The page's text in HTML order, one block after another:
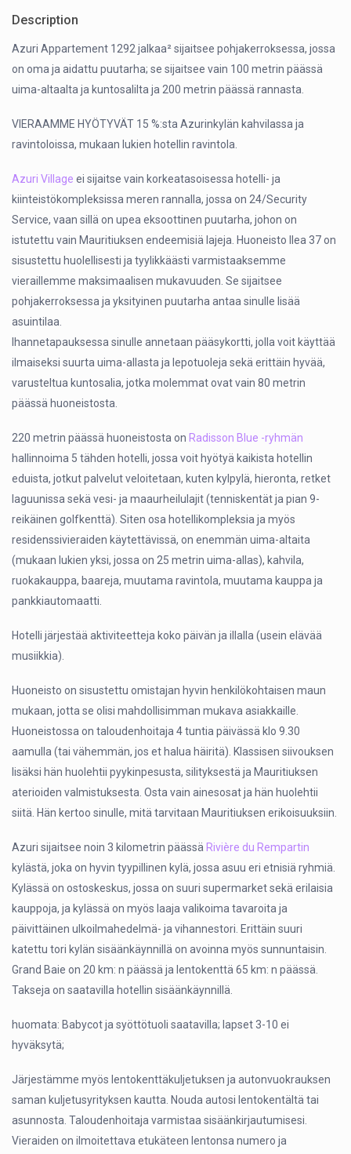
Description
Azuri Appartement 1292 jalkaa² sijaitsee pohjakerroksessa, jossa
on oma ja aidattu puutarha; se sijaitsee vain 100 metrin päässä
uima-altaalta ja kuntosalilta ja 200 metrin päässä rannasta.
VIERAAMME HYÖTYVÄT 15 %:sta Azurinkylän kahvilassa ja
ravintoloissa, mukaan lukien hotellin ravintola.
Azuri Village ei sijaitse vain korkeatasoisessa hotelli- ja
kiinteistökompleksissa meren rannalla, jossa on 24/Security
Service, vaan sillä on upea eksoottinen puutarha, johon on
istutettu vain Mauritiuksen endeemisiä lajeja. Huoneisto Ilea 37 on
sisustettu huolellisesti ja tyylikkäästi varmistaaksemme
vieraillemme maksimaalisen mukavuuden. Se sijaitsee
pohjakerroksessa ja yksityinen puutarha antaa sinulle lisää
asuintilaa.
Ihannetapauksessa sinulle annetaan pääsykortti, jolla voit käyttää
ilmaiseksi suurta uima-allasta ja lepotuoleja sekä erittäin hyvää,
varusteltua kuntosalia, jotka molemmat ovat vain 80 metrin
päässä huoneistosta.
220 metrin päässä huoneistosta on Radisson Blue -ryhmän
hallinnoima 5 tähden hotelli, jossa voit hyötyä kaikista hotellin
eduista, jotkut palvelut veloitetaan, kuten kylpylä, hieronta, retket
laguunissa sekä vesi- ja maaurheilulajit (tenniskentät ja pian 9-
reikäinen golfkenttä). Siten osa hotellikompleksia ja myös
residenssivieraiden käytettävissä, on enemmän uima-altaita
(mukaan lukien yksi, jossa on 25 metrin uima-allas), kahvila,
ruokakauppa, baareja, muutama ravintola, muutama kauppa ja
pankkiautomaatti.
Hotelli järjestää aktiviteetteja koko päivän ja illalla (usein elävää
musiikkia).
Huoneisto on sisustettu omistajan hyvin henkilökohtaisen maun
mukaan, jotta se olisi mahdollisimman mukava asiakkaille.
Huoneistossa on taloudenhoitaja 4 tuntia päivässä klo 9.30
aamulla (tai vähemmän, jos et halua häiritä). Klassisen siivouksen
lisäksi hän huolehtii pyykinpesusta, silityksestä ja Mauritiuksen
aterioiden valmistuksesta. Osta vain ainesosat ja hän huolehtii
siitä. Hän kertoo sinulle, mitä tarvitaan Mauritiuksen erikoisuuksiin.
Azuri sijaitsee noin 3 kilometrin päässä Rivière du Rempartin
kylästä, joka on hyvin tyypillinen kylä, jossa asuu eri etnisiä ryhmiä.
Kylässä on ostoskeskus, jossa on suuri supermarket sekä erilaisia
kauppoja, ja kylässä on myös laaja valikoima tavaroita ja
päivittäinen ulkoilmahedelmä- ja vihannestori. Erittäin suuri
katettu tori kylän sisäänkäynnillä on avoinna myös sunnuntaisin.
Grand Baie on 20 km: n päässä ja lentokenttä 65 km: n päässä.
Takseja on saatavilla hotellin sisäänkäynnillä.
huomata: Babycot ja syöttötuoli saatavilla; lapset 3-10 ei
hyväksytä;
Järjestämme myös lentokenttäkuljetuksen ja autonvuokrauksen
saman kuljetusyrityksen kautta. Nouda autosi lentokentältä tai
asunnosta. Taloudenhoitaja varmistaa sisäänkirjautumisesi.
Vieraiden on ilmoitettava etukäteen lentonsa numero ja